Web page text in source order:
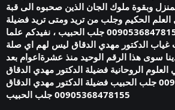
وبقوة ملوك الجان الذين صحبوه الى قبة
العلم الحكيم وجلب من تريد ومتى تريد فضيلة
الدكتور مهدي الدقاق00905368478155 جلب الحبيب ، نفيدكم علما
غياب الدكتور مهدي الدقاق ليس لهم اي صلة
سوى هذا الرقم الوحيد منذ عشرةاعوام بعد
الروحانية فضيلة الدكتور مهدي الدقاق
00905368478155 جلب الحبيب فضيلة الدكتور مهدي الدقاق
00905368478155 جلب الحبيب